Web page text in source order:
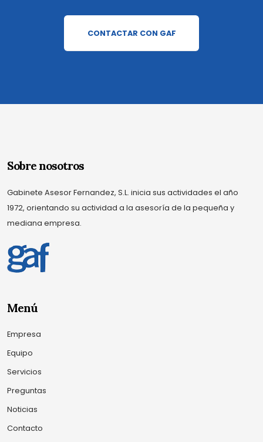
CONTACTAR CON GAF
Sobre nosotros
Gabinete Asesor Fernandez, S.L. inicia sus actividades el año
1972, orientando su actividad a la asesoría de la pequeña y
mediana empresa.
Menú
Empresa
Equipo
Servicios
Preguntas
Noticias
Contacto